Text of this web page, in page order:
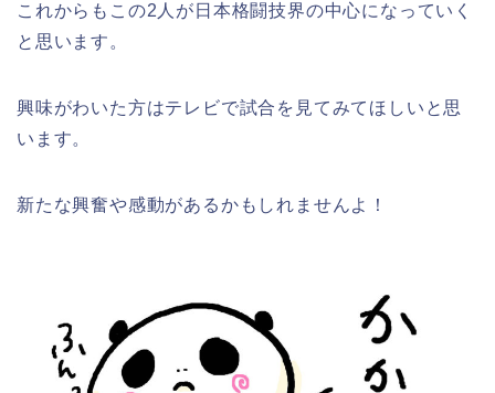
これからもこの2人が日本格闘技界の中心になっていく
と思います。
興味がわいた方はテレビで試合を見てみてほしいと思
います。
新たな興奮や感動があるかもしれませんよ！